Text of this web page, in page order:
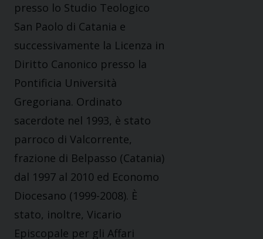
presso lo Studio Teologico
San Paolo di Catania e
successivamente la Licenza in
Diritto Canonico presso la
Pontificia Università
Gregoriana. Ordinato
sacerdote nel 1993, è stato
parroco di Valcorrente,
frazione di Belpasso (Catania)
dal 1997 al 2010 ed Economo
Diocesano (1999-2008). È
stato, inoltre, Vicario
Episcopale per gli Affari